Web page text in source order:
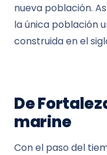
nueva población.
la única población
construida en el
De
marine
Con el paso del